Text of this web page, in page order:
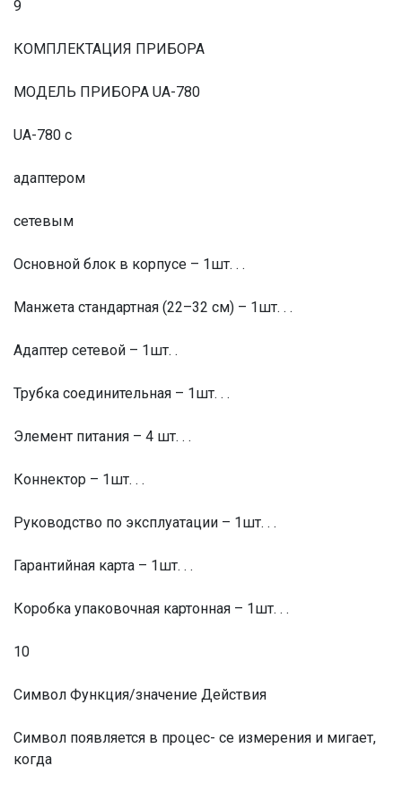
9
КОМПЛЕКТАЦИЯ ПРИБОРА
МОДЕЛЬ ПРИБОРА UA-780
UA-780 с
адаптером
сетевым
Основной блок в корпусе – 1шт. . .
Манжета стандартная (22–32 см) – 1шт. . .
Адаптер сетевой – 1шт. .
Трубка соединительная – 1шт. . .
Элемент питания – 4 шт. . .
Коннектор – 1шт. . .
Руководство по эксплуатации – 1шт. . .
Гарантийная карта – 1шт. . .
Коробка упаковочная картонная – 1шт. . .
10
Символ Функция/значение Действия
Символ появляется в процес- се измерения и мигает,
когда